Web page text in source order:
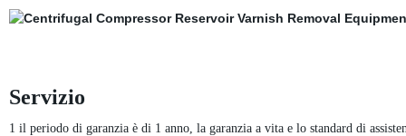
Servizio
1 il periodo di garanzia è di 1 anno, la garanzia a vita e lo standard di